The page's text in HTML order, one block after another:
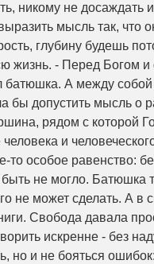
никому не досаждать
мысль так, что
глубину будешь
жизнь. - Перед Богом
батюшка. А между собой
бы допустить мысль о
рядом с которой
и
то особое равенство:
не могло. Батюшка
не может сделать. А
Свобода давала
искренне - без
но и не бояться